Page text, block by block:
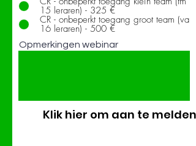
15 leraren) - 325 €
CR - onbeperkt toegang groot team (va
16 leraren) - 500 €
Opmerkingen webinar
Klik hier om aan te melden